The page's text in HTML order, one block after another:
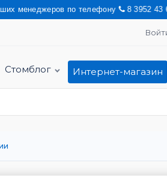
по телефону 8 3952 43 66 99
Стомблог Интернет-магазин